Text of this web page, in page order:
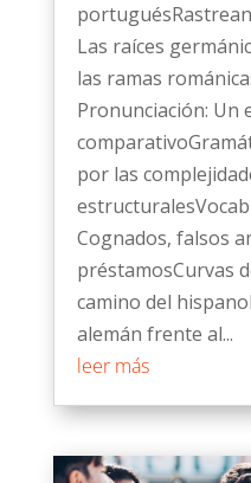
Las raíces
las ramas
Pronunciación: Un
por las
Cognados, falsos
préstamosCurvas
camino del
alemán frente al...
leer más